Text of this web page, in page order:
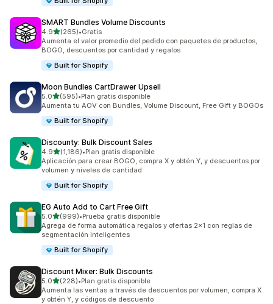
SMART Bundles Volume Discounts
4.9de 5 estrellas
(265)
265 reseñas en total
•Gratis
Aumenta el valor promedio del pedido con paquetes de productos,
BOGO, descuentos por cantidad y regalos
Built for Shopify
Moon Bundles CartDrawer Upsell
5.0de 5 estrellas
(595)
595 reseñas en total
•Plan gratis disponible
Aumenta tu AOV con Bundles, Volume Discount, Free Gift y BOGOs
Built for Shopify
Discounty: Bulk Discount Sales
4.9de 5 estrellas
(1,186)
1186 reseñas en total
•Plan gratis disponible
Aplicación para crear BOGO, compra X y obtén Y, y descuentos por
volumen y niveles de cantidad
Built for Shopify
EG Auto Add to Cart Free Gift
5.0de 5 estrellas
(999)
999 reseñas en total
•Prueba gratis disponible
Agrega de forma automática regalos y ofertas 2x1 con reglas de
segmentación inteligentes
Built for Shopify
Discount Mixer: Bulk Discounts
5.0de 5 estrellas
(228)
228 reseñas en total
•Plan gratis disponible
Aumenta las ventas a través de descuentos por volumen, compra X
y obtén Y, y códigos de descuento